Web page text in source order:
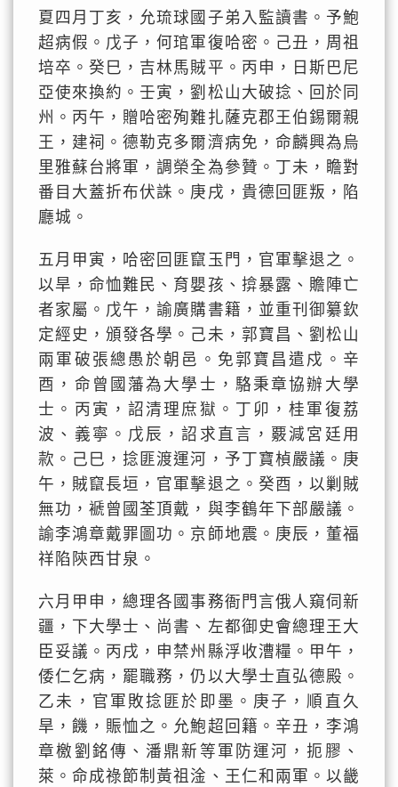
夏四月丁亥，允琉球國子弟入監讀書。予鮑
超病假。戊子，何琯軍復哈密。己丑，周祖
培卒。癸巳，吉林馬賊平。丙申，日斯巴尼
亞使來換約。壬寅，劉松山大破捻、回於同
州。丙午，贈哈密殉難扎薩克郡王伯錫爾親
王，建祠。德勒克多爾濟病免，命麟興為烏
里雅蘇台將軍，調榮全為參贊。丁未，瞻對
番目大蓋折布伏誅。庚戌，貴德回匪叛，陷
廳城。
五月甲寅，哈密回匪竄玉門，官軍擊退之。
以旱，命恤難民、育嬰孩、揜暴露、贍陣亡
者家屬。戊午，諭廣購書籍，並重刊御纂欽
定經史，頒發各學。己未，郭寶昌、劉松山
兩軍破張總愚於朝邑。免郭寶昌遣戍。辛
酉，命曾國藩為大學士，駱秉章協辦大學
士。丙寅，詔清理庶獄。丁卯，桂軍復荔
波、義寧。戊辰，詔求直言，覈減宮廷用
款。己巳，捻匪渡運河，予丁寶楨嚴議。庚
午，賊竄長垣，官軍擊退之。癸酉，以剿賊
無功，褫曾國荃頂戴，與李鶴年下部嚴議。
諭李鴻章戴罪圖功。京師地震。庚辰，董福
祥陷陝西甘泉。
六月甲申，總理各國事務衙門言俄人窺伺新
疆，下大學士、尚書、左都御史會總理王大
臣妥議。丙戌，申禁州縣浮收漕糧。甲午，
倭仁乞病，罷職務，仍以大學士直弘德殿。
乙未，官軍敗捻匪於即墨。庚子，順直久
旱，饑，賑恤之。允鮑超回籍。辛丑，李鴻
章檄劉銘傳、潘鼎新等軍防運河，扼膠、
萊。命成祿節制黃祖淦、王仁和兩軍。以畿